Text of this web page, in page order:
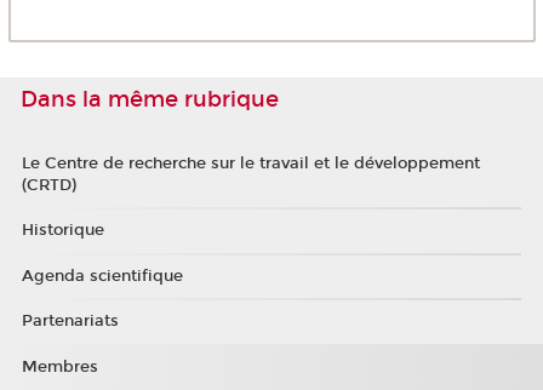
Dans la même rubrique
Le Centre de recherche sur le travail et le développement
(CRTD)
Historique
Agenda scientifique
Partenariats
Membres